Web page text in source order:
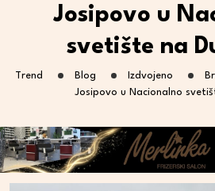
Josipovo u
svetište na
Trend Blog Izdvojeno
Josipovo u Nacionalno